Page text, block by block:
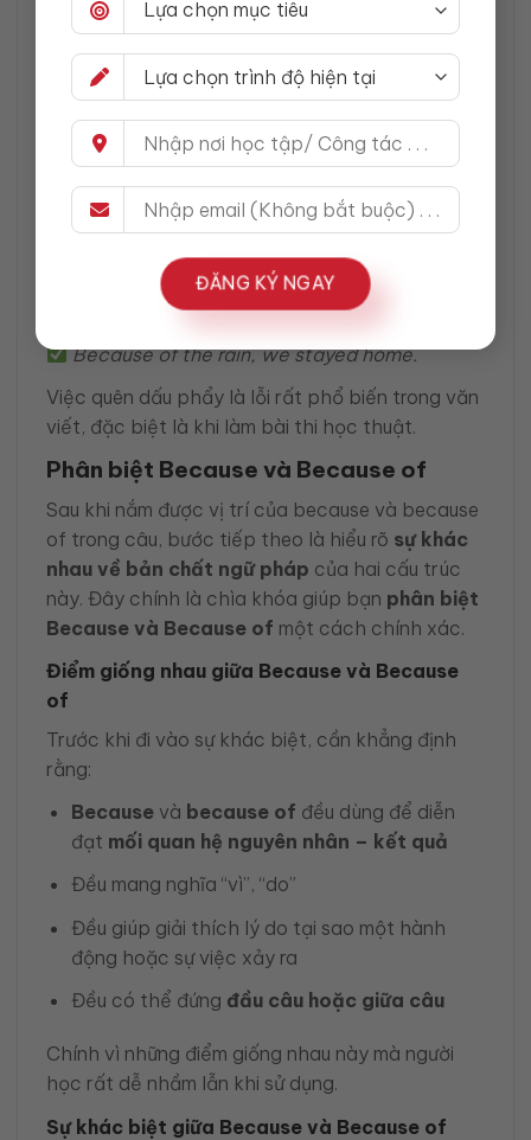
ĐĂNG KÝ NGAY
Phần nguyên nhân được đặt lên trước
Phần kết quả theo sau
Lưu ý quan trọng về dấu phẩy
Khi
because hoặcbecause ofđứngđầu câu
bắt buộc phải dùng dấu phẩy
cách mệnh đề nguyên nhân và mệnh đề kết quả.
Because of the rain, we stayed home.
Việc quên dấu phẩy là lỗi rất phổ biến trong văn
viết, đặc biệt là khi làm bài thi học thuật.
Phân biệt Because và Because of
Sau khi nắm được vị trí của because và because
of trong câu, bước tiếp theo là hiểu rõ sự khác
nhau về bản chất ngữ pháp của hai cấu trúc
này. Đây chính là chìa khóa giúp bạn phân biệt
Because và Because of một cách chính xác.
Điểm giống nhau giữa Because và Because
of
Trước khi đi vào sự khác biệt, cần khẳng định
rằng:
Becausevà because of đều dùng để diễn
đạt mối quan hệ nguyên nhân – kết quả
Đều mang nghĩa “vì”, “do”
Đều giúp giải thích lý do tại sao một hành
động hoặc sự việc xảy ra
Đều có thể đứng đầu câu hoặc giữa câu
Chính vì những điểm giống nhau này mà người
học rất dễ nhầm lẫn khi sử dụng.
Sự khác biệt giữa Because và Because of